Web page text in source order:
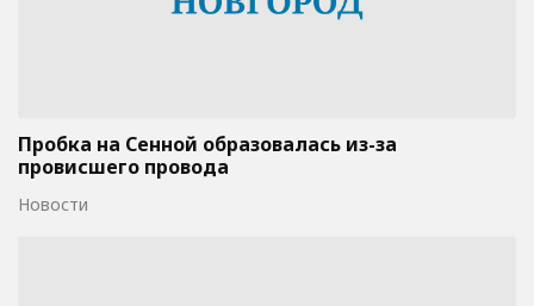
Пробка на Сенной образовалась из-за
провисшего провода
Новости